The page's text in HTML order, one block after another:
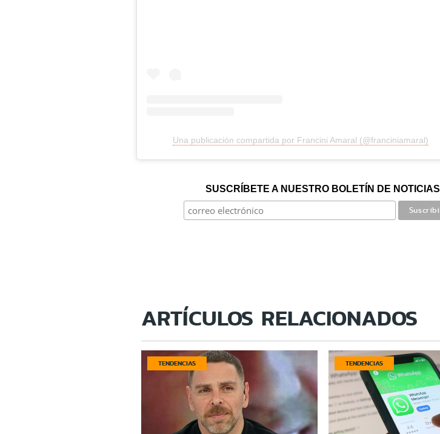
Una publicación compartida por Francini Amaral (@franciniamaral)
SUSCRÍBETE A NUESTRO BOLETÍN DE NOTICIAS
ARTÍCULOS RELACIONADOS
TENDENCIAS TENDENCIAS